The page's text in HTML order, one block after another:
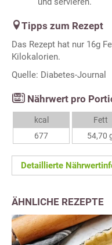
Tipps zum Rezept
Das Rezept hat nur 16g
Kilokalorien.
Quelle: Diabetes-Journal
Nährwert pro
kcal
677
Fett
54,70
Detaillierte
ÄHNLICHE REZEPTE